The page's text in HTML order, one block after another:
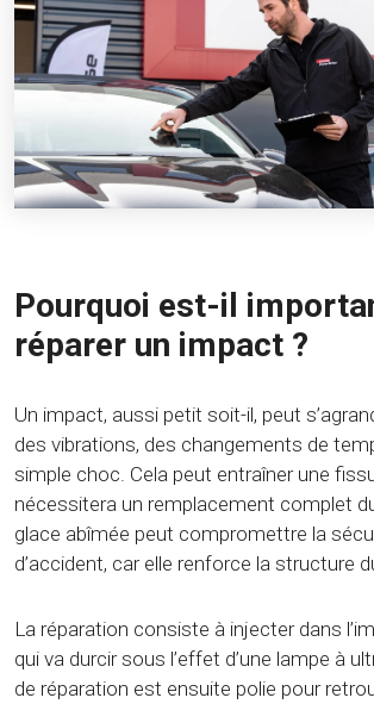
Pourquoi est-il
réparer un impact ?
Un impact, aussi petit soit-il, peut
des vibrations, des changements de
simple choc. Cela peut entraîner une
nécessitera un remplacement complet
glace abîmée peut compromettre la
d’accident, car elle renforce la structure
La réparation consiste à injecter dans
qui va durcir sous l’effet d’une lampe à
de réparation est ensuite polie pour